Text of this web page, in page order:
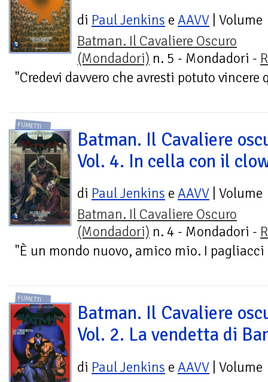
di Paul Jenkins e AAVV | Volume
Batman. Il Cavaliere Oscuro
(Mondadori) n. 5 - Mondadori -
"Credevi davvero che avresti potuto vincere
FUMETTI
Batman. Il Cavaliere
Vol. 4. In cella con il
di Paul Jenkins e AAVV | Volume
Batman. Il Cavaliere Oscuro
(Mondadori) n. 4 - Mondadori -
"È un mondo nuovo, amico mio. I
FUMETTI
Batman. Il Cavaliere
Vol. 2. La vendetta di
di Paul Jenkins e AAVV | Volume